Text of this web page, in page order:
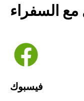
مع السفراء
فيسبوك